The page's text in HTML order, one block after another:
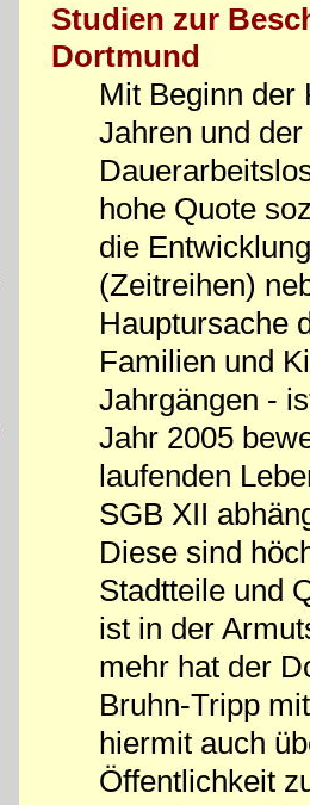
Studien zur
Dortmund
Mit Beginn der
Jahren und
hohe Quote
die
(Zeitreihen)
Hauptursache
Familien und
Jahrgängen -
Jahr 2005
laufenden
SGB XII
Diese sind
Stadtteile und
ist in der
mehr hat der
Bruhn-Tripp
hiermit auch
Öffentlichkeit